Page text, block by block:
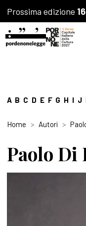
Prossima edizione
A B C D E F G H I J
Home Autori
Paolo Di